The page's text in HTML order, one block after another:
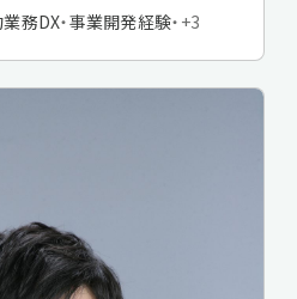
務DX 事業開発経験 +3